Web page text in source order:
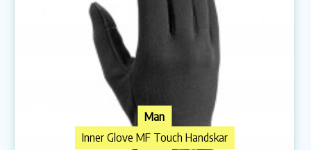
Man
Inner Glove MF Touch Handskar